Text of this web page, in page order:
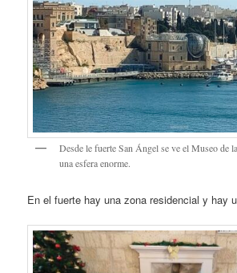
Desde le fuerte San Ángel se ve el Museo de
una esfera enorme.
En el fuerte hay una zona residencial y hay